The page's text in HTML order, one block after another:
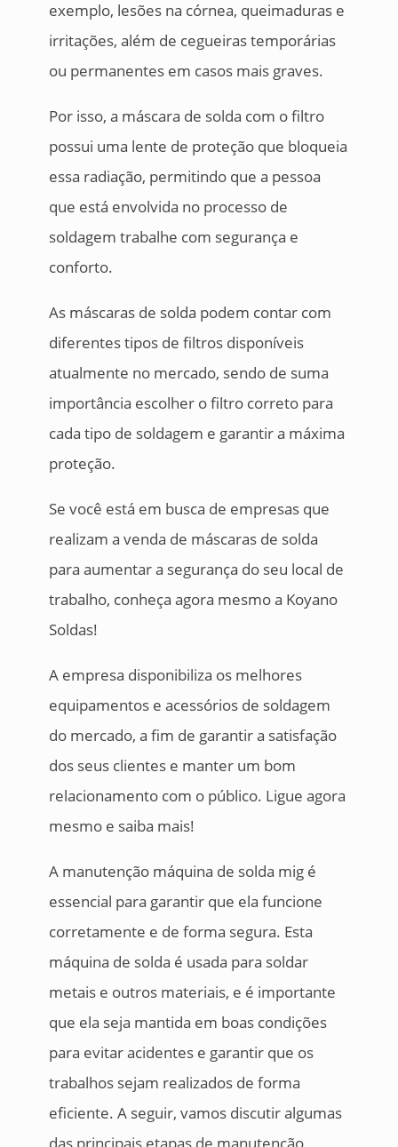
exemplo, lesões na córnea, queimaduras e
irritações, além de cegueiras temporárias
ou permanentes em casos mais graves.
Por isso, a máscara de solda com o filtro
possui uma lente de proteção que bloqueia
essa radiação, permitindo que a pessoa
que está envolvida no processo de
soldagem trabalhe com segurança e
conforto.
As máscaras de solda podem contar com
diferentes tipos de filtros disponíveis
atualmente no mercado, sendo de suma
importância escolher o filtro correto para
cada tipo de soldagem e garantir a máxima
proteção.
Se você está em busca de empresas que
realizam a venda de máscaras de solda
para aumentar a segurança do seu local de
trabalho, conheça agora mesmo a Koyano
Soldas!
A empresa disponibiliza os melhores
equipamentos e acessórios de soldagem
do mercado, a fim de garantir a satisfação
dos seus clientes e manter um bom
relacionamento com o público. Ligue agora
mesmo e saiba mais!
A manutenção máquina de solda mig é
essencial para garantir que ela funcione
corretamente e de forma segura. Esta
máquina de solda é usada para soldar
metais e outros materiais, e é importante
que ela seja mantida em boas condições
para evitar acidentes e garantir que os
trabalhos sejam realizados de forma
eficiente. A seguir, vamos discutir algumas